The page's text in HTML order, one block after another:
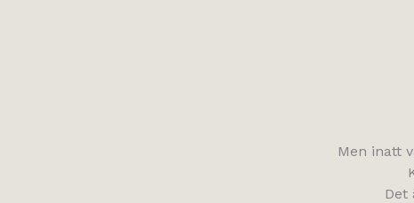
Men inatt
Det